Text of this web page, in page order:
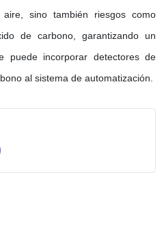
sino también riesgos como
de carbono, garantizando un
puede incorporar detectores de
al sistema de automatización.